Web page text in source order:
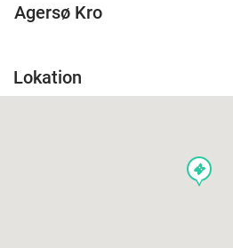
Agersø Kro
Lokation
events